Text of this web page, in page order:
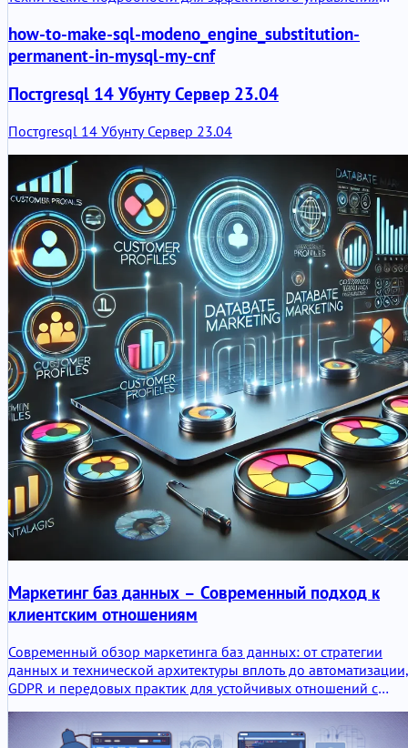
how-to-make-sql-modeno_engine_substitution-
permanent-in-mysql-my-cnf
Постgresql 14 Убунту Сервер 23.04
Постgresql 14 Убунту Сервер 23.04
Маркетинг баз данных – Современный подход к
клиентским отношениям
Современный обзор маркетинга баз данных: от стратегии
данных и технической архитектуры вплоть до автоматизации,
GDPR и передовых практик для устойчивых отношений с